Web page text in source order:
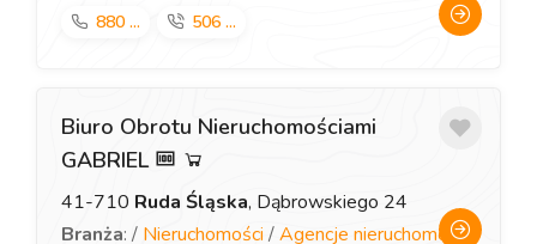
880 ... 506 ...
Biuro Obrotu Nieruchomościami
GABRIEL
41-710 Ruda Śląska, Dąbrowskiego 24
Branża: / Nieruchomości /Agencje nieruchomości